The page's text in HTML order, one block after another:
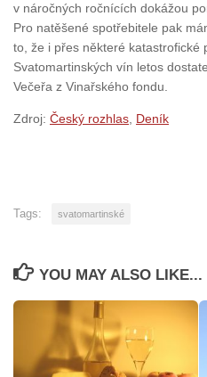
v náročných ročnících dokážou
Pro natěšené spotřebitele pak
to, že i přes některé katastrofické
Svatomartinských vín letos
Večeřa z Vinařského fondu.
Zdroj: Český rozhlas, Deník
Tags: svatomartinské
YOU MAY ALSO LIKE...